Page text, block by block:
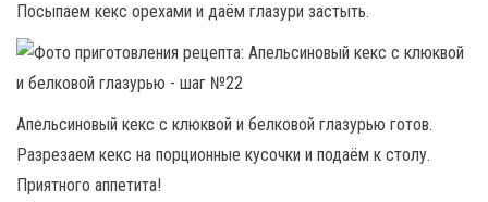
Посыпаем кекс орехами и даём глазури застыть.
Апельсиновый кекс с клюквой и белковой глазурью готов.
Разрезаем кекс на порционные кусочки и подаём к столу.
Приятного аппетита!